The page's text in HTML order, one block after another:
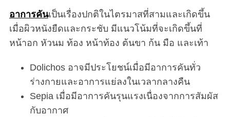
อาการคันเป็นเรื่องปกติในไตรมาสที่สามและเกิดขึ้น
เมื่อผิวหนังยืดและกระชับ มีแนวโน้มที่จะเกิดขึ้นที่
หน้าอก หัวนม ท้อง หน้าท้อง ต้นขา ก้น มือ และเท้า
Dolichos อาจมีประโยชน์เมื่อมีอาการคันทั่ว
ร่างกายและอาการแย่ลงในเวลากลางคืน
Sepia เมื่อมีอาการคันรุนแรงเนื่องจากการสัมผัส
กับอากาศ